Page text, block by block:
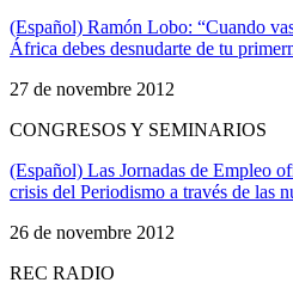
(Español) Ramón Lobo: “Cuando
África debes desnudarte de tu
27 de novembre 2012
CONGRESOS Y SEMINARIOS
(Español) Las Jornadas de Empleo
crisis del Periodismo a través de las
26 de novembre 2012
REC RADIO